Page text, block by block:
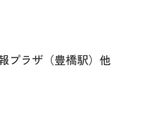
プラザ（豊橋駅）他